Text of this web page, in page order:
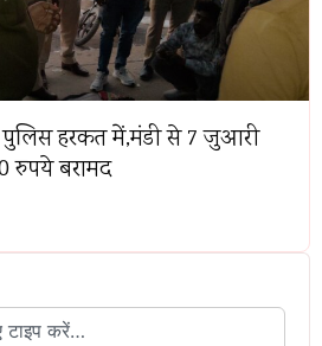
हरकत में,मंडी से 7 जुआरी
रुपये बरामद